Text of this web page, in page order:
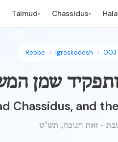
Talmud▾ Chassidus▾
Rebbe Igroskodesh 003
שמן
Chassidus, and
- זאת חנוכה, תש"ט